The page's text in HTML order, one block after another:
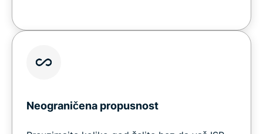
Neograničena propusnost